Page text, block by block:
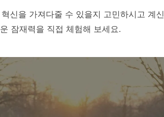
신을 가져다줄 수 있을지 고민하시고 계신
잠재력을 직접 체험해 보세요.